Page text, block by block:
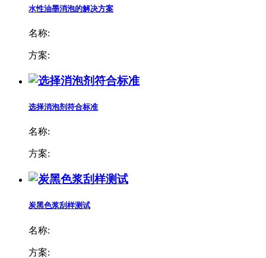
水性油墨消泡的解决方案
名称:
方案:
选择消泡剂符合标准
名称:
方案:
炭黑色浆刮样测试
名称:
方案: